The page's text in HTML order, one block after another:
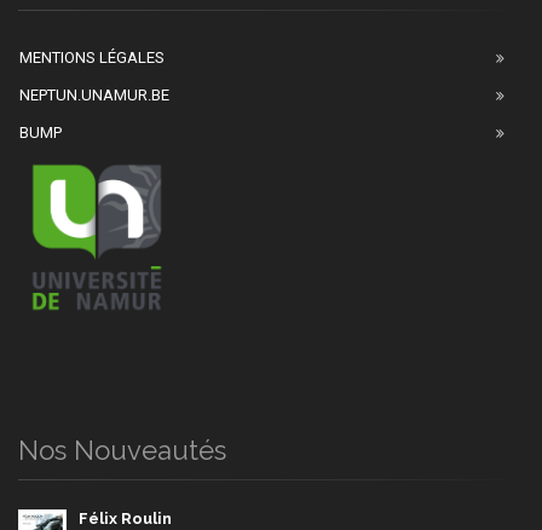
MENTIONS LÉGALES
NEPTUN.UNAMUR.BE
BUMP
Nos Nouveautés
Félix Roulin